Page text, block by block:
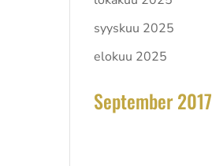
syyskuu 2025
elokuu 2025
September 2017